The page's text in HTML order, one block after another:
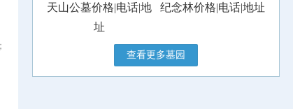
天山公墓价格|电话|地
址
纪念林价格|电话|地址
查看更多墓园